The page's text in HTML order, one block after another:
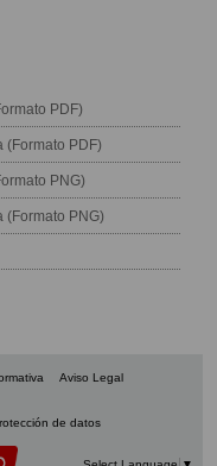
PDF)
(Formato PDF)
PNG)
(Formato PNG)
Aviso Legal
de datos